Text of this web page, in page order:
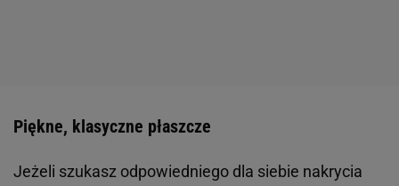
Piękne, klasyczne płaszcze
Jeżeli szukasz odpowiedniego dla siebie nakrycia